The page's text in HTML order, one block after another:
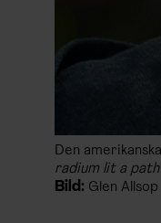
Den
radium lit a
Bild: Glen Allsop